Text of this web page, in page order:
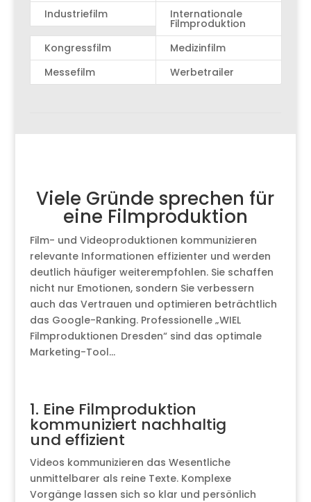
Industriefilm
Internationale
Filmproduktion
Kongressfilm
Medizinfilm
Messefilm
Werbetrailer
Viele Gründe sprechen für
eine Filmproduktion
Film- und Videoproduktionen kommunizieren
relevante Informationen effizienter und werden
deutlich häufiger weiterempfohlen. Sie schaffen
nicht nur Emotionen, sondern Sie verbessern
auch das Vertrauen und optimieren beträchtlich
das Google-Ranking. Professionelle „WIEL
Filmproduktionen Dresden“ sind das optimale
Marketing-Tool…
1. Eine Filmproduktion
kommuniziert nachhaltig
und effizient
Videos kommunizieren das Wesentliche
unmittelbarer als reine Texte. Komplexe
Vorgänge lassen sich so klar und persönlich